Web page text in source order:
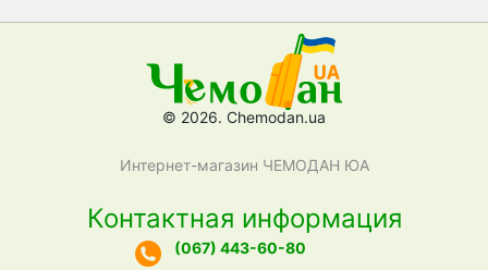
© 2026. Chemodan.ua
Интернет-магазин ЧЕМОДАН ЮА
Контактная информация
(067) 443-60-80